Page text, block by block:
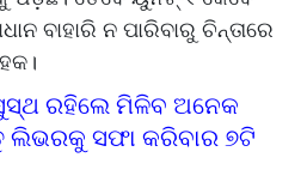
ବାହାରି ନ ପାରିବାରୁ ଚିନ୍ତାରେ
ରହିଲେ ମିଳିବ ଅନେକ
ଲିଭରକୁ ସଫା କରିବାର ୭ଟି